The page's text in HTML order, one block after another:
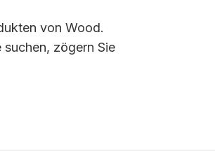
von Wood.
zögern Sie